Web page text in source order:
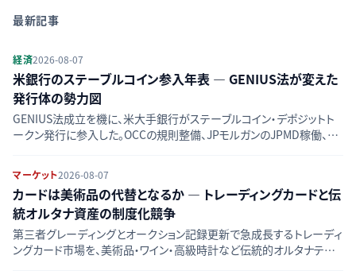
最新記事
経済2026-08-07
米銀行のステーブルコイン参入年表 — GENIUS法が変えた
発行体の勢力図
GENIUS法成立を機に、米大手銀行がステーブルコイン・デポジットト
ークン発行に参入した。OCCの規則整備、JPモルガンのJPMD稼働、銀
マーケット2026-08-07
カードは美術品の代替となるか — トレーディングカードと伝
統オルタナ資産の制度化競争
第三者グレーディングとオークション記録更新で急成長するトレーディ
ングカード市場を、美術品・ワイン・高級時計など伝統的オルタナティブ